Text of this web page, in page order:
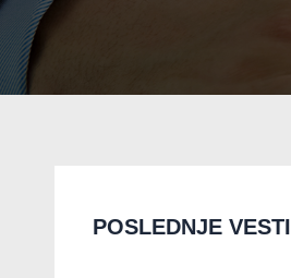
POSLEDNJE VESTI